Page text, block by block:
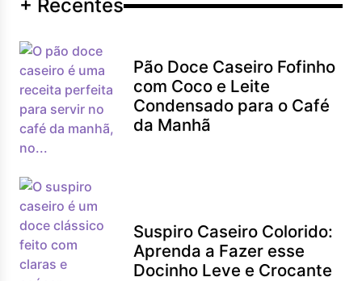
+ Recentes
Pão Doce Caseiro Fofinho
com Coco e Leite
Condensado para o Café
da Manhã
Suspiro Caseiro Colorido:
Aprenda a Fazer esse
Docinho Leve e Crocante